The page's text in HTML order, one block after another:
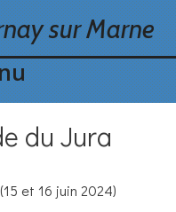
sur Marne
du Jura
(15 et 16 juin 2024)